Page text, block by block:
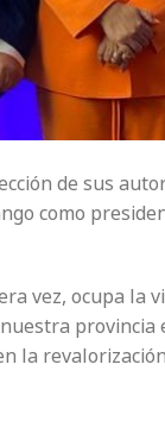
de sus
como
vez, ocupa la
la